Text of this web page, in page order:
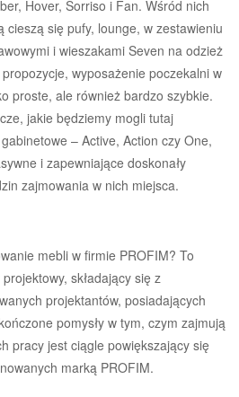
Hover, Sorriso i Fan. Wśród nich
się pufy, lounge, w zestawieniu
i wieszakami Seven na odzież
wyposażenie poczekalni w
proste, ale również bardzo szybkie.
jakie będziemy mogli tutaj
– Active, Action czy One,
i zapewniające doskonały
zajmowania w nich miejsca.
mebli w firmie PROFIM? To
składający się z
projektantów, posiadających
pomysły w tym, czym zajmują
pracy jest ciągle powiększający się
marką PROFIM.